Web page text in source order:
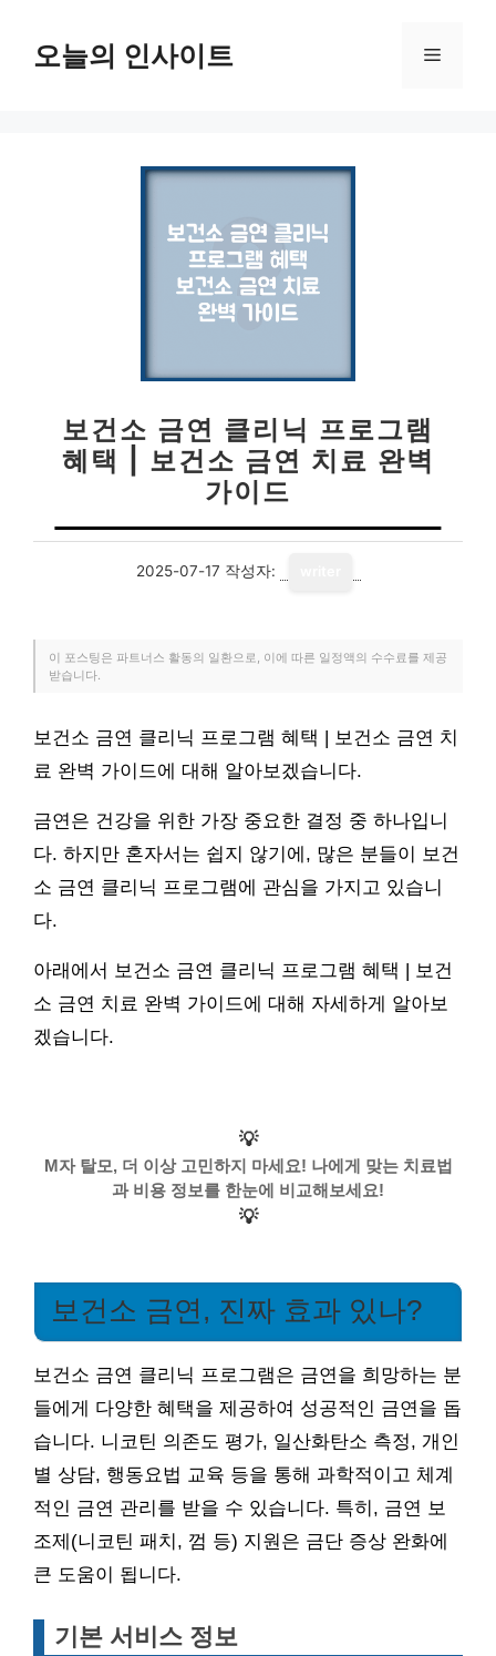
오늘의 인사이트 메
보건소 금연 클리닉 프로그램
혜택 | 보건소 금연 치료 완벽
가이드
2025-07-17 작성자:
이 포스팅은 파트너스 활동의 일환으로, 이에 따른 일정액의 수수료를 제공
받습니다.
보건소 금연 클리닉 프로그램 혜택 | 보건소 금연 치
료 완벽 가이드에 대해 알아보겠습니다.
금연은 건강을 위한 가장 중요한 결정 중 하나입니
다. 하지만 혼자서는 쉽지 않기에, 많은 분들이 보건
소 금연 클리닉 프로그램에 관심을 가지고 있습니
다.
아래에서 보건소 금연 클리닉 프로그램 혜택 | 보건
소 금연 치료 완벽 가이드에 대해 자세하게 알아보
겠습니다.
💡
M자 탈모, 더 이상 고민하지 마세요! 나에게 맞는 치료법
과 비용 정보를 한눈에 비교해보세요!
💡
보건소 금연, 진짜 효과 있나?
보건소 금연 클리닉 프로그램은 금연을 희망하는 분
들에게 다양한 혜택을 제공하여 성공적인 금연을 돕
습니다. 니코틴 의존도 평가, 일산화탄소 측정, 개인
별 상담, 행동요법 교육 등을 통해 과학적이고 체계
적인 금연 관리를 받을 수 있습니다. 특히, 금연 보
조제(니코틴 패치, 껌 등) 지원은 금단 증상 완화에
큰 도움이 됩니다.
기본 서비스 정보